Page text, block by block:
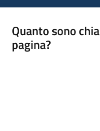
Quanto sono
pagina?